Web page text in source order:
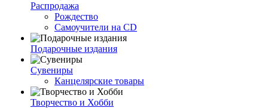
Распродажа
Рождество
Самоучители на CD
Подарочные издания
Сувениры
Канцелярские товары
Творчество и Хобби